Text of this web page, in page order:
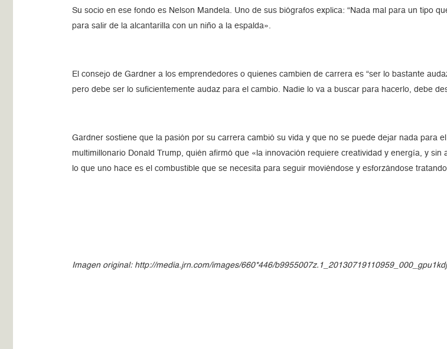
Su socio en ese fondo es Nelson Mandela. Uno de sus biógrafos explica: “Nada mal para un tipo
para salir de la alcantarilla con un niño a la espalda».
El consejo de Gardner a los emprendedores o quienes cambien de carrera es “ser lo bastante
pero debe ser lo suficientemente audaz para el cambio. Nadie lo va a buscar para hacerlo, debe
Gardner sostiene que la pasión por su carrera cambió su vida y que no se puede dejar nada para
multimillonario Donald Trump, quién afirmó que «la innovación requiere creatividad y energía, y
lo que uno hace es el combustible que se necesita para seguir moviéndose y esforzándose
Imagen original: http://media.jrn.com/images/660*446/